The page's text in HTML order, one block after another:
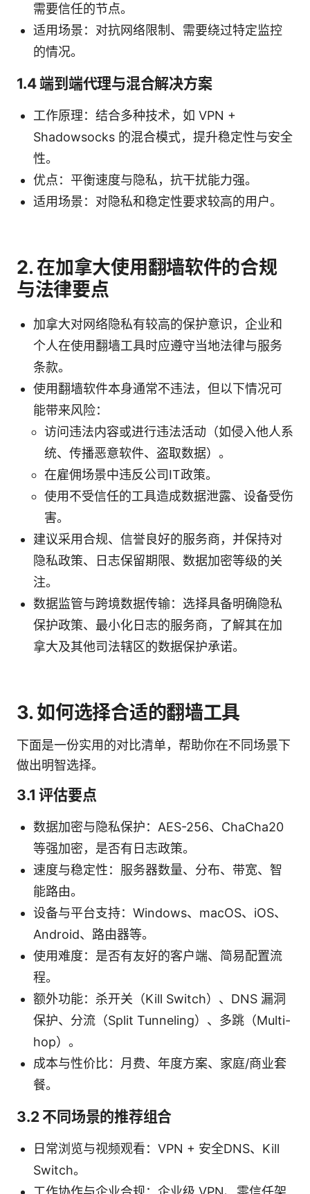
需要信任的节点。
适用场景：对抗网络限制、需要绕过特定监控
的情况。
1.4 端到端代理与混合解决方案
工作原理：结合多种技术，如 VPN +
Shadowsocks 的混合模式，提升稳定性与安全
性。
优点：平衡速度与隐私，抗干扰能力强。
适用场景：对隐私和稳定性要求较高的用户。
2. 在加拿大使用翻墙软件的合规
与法律要点
加拿大对网络隐私有较高的保护意识，企业和
个人在使用翻墙工具时应遵守当地法律与服务
条款。
使用翻墙软件本身通常不违法，但以下情况可
能带来风险：
访问违法内容或进行违法活动（如侵入他人系
统、传播恶意软件、盗取数据）。
在雇佣场景中违反公司IT政策。
使用不受信任的工具造成数据泄露、设备受伤
害。
建议采用合规、信誉良好的服务商，并保持对
隐私政策、日志保留期限、数据加密等级的关
注。
数据监管与跨境数据传输：选择具备明确隐私
保护政策、最小化日志的服务商，了解其在加
拿大及其他司法辖区的数据保护承诺。
3. 如何选择合适的翻墙工具
下面是一份实用的对比清单，帮助你在不同场景下
做出明智选择。
3.1 评估要点
数据加密与隐私保护：AES-256、ChaCha20
等强加密，是否有日志政策。
速度与稳定性：服务器数量、分布、带宽、智
能路由。
设备与平台支持：Windows、macOS、iOS、
Android、路由器等。
使用难度：是否有友好的客户端、简易配置流
程。
额外功能：杀开关（Kill Switch）、DNS 漏洞
保护、分流（Split Tunneling）、多跳（Multi-
hop）。
成本与性价比：月费、年度方案、家庭/商业套
餐。
3.2 不同场景的推荐组合
日常浏览与视频观看：VPN + 安全DNS、Kill
Switch。